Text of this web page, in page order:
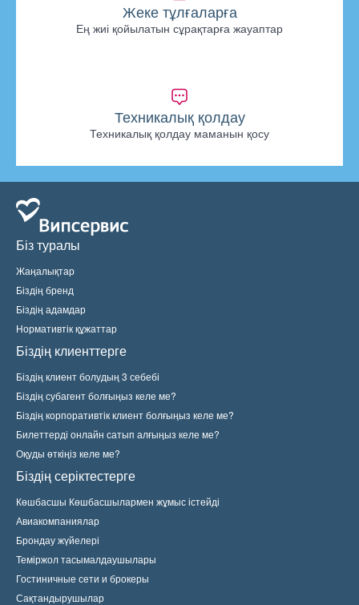
Жеке тұлғаларға
Ең жиі қойылатын сұрақтарға жауаптар
Техникалық қолдау
Техникалық қолдау маманын қосу
Біз туралы
Жаңалықтар
Біздің бренд
Біздің адамдар
Нормативтік құжаттар
Біздің клиенттерге
Біздің клиент болудың 3 себебі
Біздің субагент болғыңыз келе ме?
Біздің корпоративтік клиент болғыңыз келе ме?
Билеттерді онлайн сатып алғыңыз келе ме?
Оқуды өткіңіз келе ме?
Біздің серіктестерге
Көшбасшы Көшбасшылармен жұмыс істейді
Авиакомпаниялар
Брондау жүйелері
Теміржол тасымалдаушылары
Гостиничные сети и брокеры
Сақтандырушылар